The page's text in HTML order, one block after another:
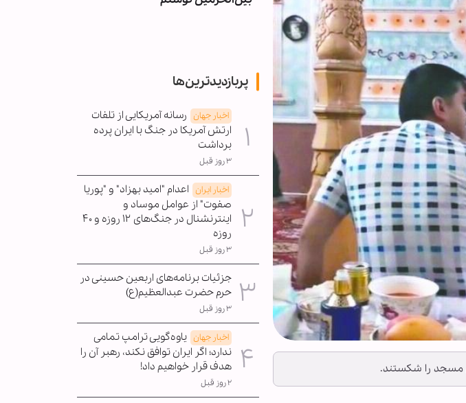
مسجد را شکستند.
امان؛ تأکید بر کاهش تنش‌های
منطقه‌ای و امنیت کشتیرانی
پربازدیدترین‌ها
اخبار جهان رسانه آمریکایی از تلفات
ارتش آمریکا در جنگ با ایران پرده
برداشت
۳ روز قبل
اخبار ایران اعدام "امید بهزاد" و "پوریا
صفوت" از عوامل موساد و
اینترنشنال در جنگ‌های ۱۲ روزه و ۴۰
روزه
۳ روز قبل
جزئیات برنامه‌های اربعین حسینی در
حرم حضرت عبدالعظیم(ع)
۳ روز قبل
اخبار جهان یاوه‌گویی ترامپ تمامی
ندارد؛ اگر ایران توافق نکند، رهبر آن را
هدف قرار خواهیم داد!
۲ روز قبل